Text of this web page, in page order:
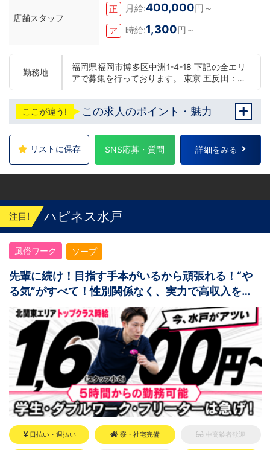
店舗スタッフ
正 月給:400,000円～
ア 時給:1,300円～
勤務地
福岡県福岡市博多区中洲1-4-18 下記の全エリ
アで募集を行っております。 東京 五反田：五
反田駅から徒歩2分 池袋：池袋駅西口から徒
歩2分 吉原：三ノ輪駅から徒歩8分 神奈川 横
浜：京急線黄金町駅から徒歩8分 茨城 水戸：
水戸駅からバス5分 福岡 福岡：中洲川端駅か
ら徒歩8分 北海道 札幌：すすきの駅から徒歩
5分 中国・四国 鳥取：米子市皆生温泉 愛媛：
ここが違う! この求人のポイント・魅力
リストに保存 SNS応募・質問 詳細をみる
注目! ハピネス水戸
風俗ワーク ソープ
先輩に続け！目指す手本がいるから頑張れる！“や
る気”がすべて！性別関係なく、実力で高収入を掴
めます！
日払い・週払い 寮・社宅完備 中高齢者歓迎